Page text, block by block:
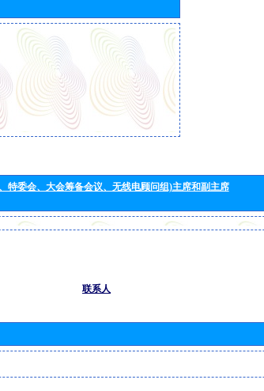
特委会、大会筹备会议、无线电顾问组)主席和副主席
联系人